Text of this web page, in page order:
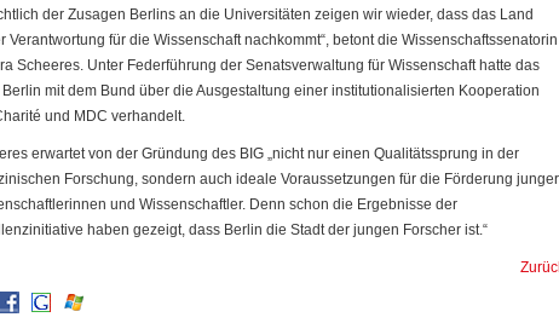
der Zusagen Berlins an die Universitäten zeigen wir wieder, dass das Land
Verantwortung für die Wissenschaft nachkommt“, betont die Wissenschaftssenatorin
Scheeres. Unter Federführung der Senatsverwaltung für Wissenschaft hatte das
Berlin mit dem Bund über die Ausgestaltung einer institutionalisierten Kooperation
und MDC verhandelt.
erwartet von der Gründung des BIG „nicht nur einen Qualitätssprung in der
Forschung, sondern auch ideale Voraussetzungen für die Förderung junger
und Wissenschaftler. Denn schon die Ergebnisse der
haben gezeigt, dass Berlin die Stadt der jungen Forscher ist.“